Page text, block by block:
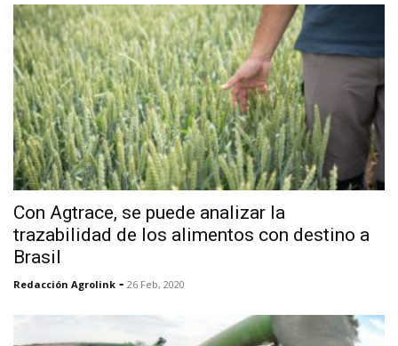
Con Agtrace, se puede analizar la
trazabilidad de los alimentos con destino a
Brasil
Redacción Agrolink - 26 Feb, 2020